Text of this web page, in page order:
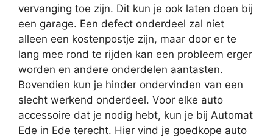
vervanging toe zijn. Dit kun je ook laten doen bij
een garage. Een defect onderdeel zal niet
alleen een kostenpostje zijn, maar door er te
lang mee rond te rijden kan een probleem erger
worden en andere onderdelen aantasten.
Bovendien kun je hinder ondervinden van een
slecht werkend onderdeel. Voor elke auto
accessoire dat je nodig hebt, kun je bij Automat
Ede in Ede terecht. Hier vind je goedkope auto